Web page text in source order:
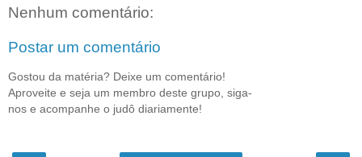
Nenhum comentário:
Postar um comentário
Gostou da matéria? Deixe um comentário!
Aproveite e seja um membro deste grupo, siga-
nos e acompanhe o judô diariamente!